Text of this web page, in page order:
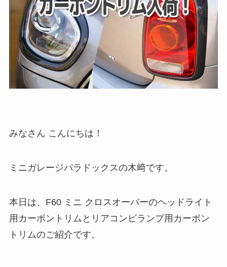
みなさん こんにちは！
ミニガレージパラドックスの木﨑です。
本日は、F60 ミニ クロスオーバーのヘッドライト
用カーボントリムとリアコンビランプ用カーボン
トリムのご紹介です。